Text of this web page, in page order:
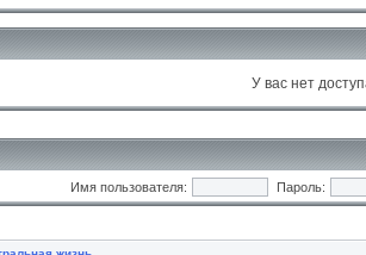
У вас нет
Имя пользователя: Пароль: